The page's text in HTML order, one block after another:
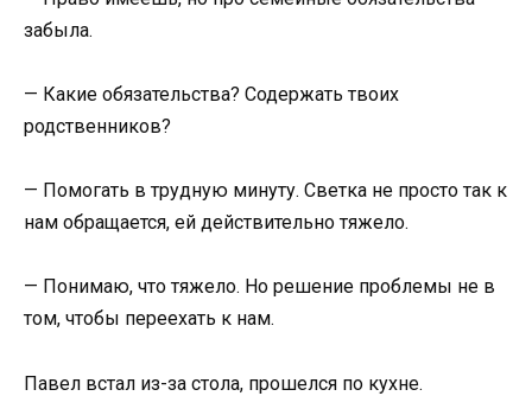
забыла.
— Какие обязательства? Содержать твоих
родственников?
— Помогать в трудную минуту. Светка не просто так к
нам обращается, ей действительно тяжело.
— Понимаю, что тяжело. Но решение проблемы не в
том, чтобы переехать к нам.
Павел встал из-за стола, прошелся по кухне.